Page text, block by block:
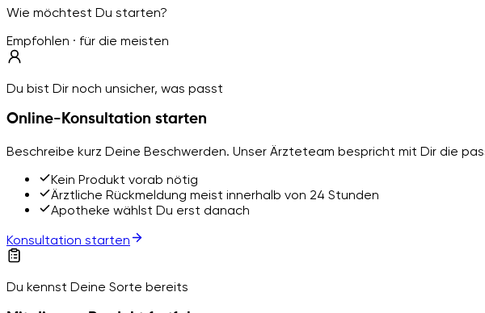
Wie möchtest Du starten?
Empfohlen · für die meisten
Du bist Dir noch unsicher, was passt
Online-Konsultation starten
Beschreibe kurz Deine Beschwerden. Unser Ärzteteam bespricht mit Dir die
Kein Produkt vorab nötig
Ärztliche Rückmeldung meist innerhalb von 24 Stunden
Apotheke wählst Du erst danach
Konsultation starten
Du kennst Deine Sorte bereits